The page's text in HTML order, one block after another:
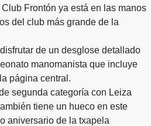
Frontón ya está en las manos
del club más grande de la
de un desglose detallado
manomanista que incluye
página central.
segunda categoría con Leiza
tiene un hueco en este
aniversario de la txapela